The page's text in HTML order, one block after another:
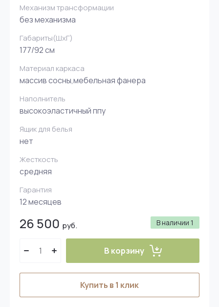
Механизм трансформации
без механизма
Габариты(ШxГ)
177/92 см
Материал каркаса
массив сосны,мебельная фанера
Наполнитель
высокоэластичный ппу
Ящик для белья
нет
Жесткость
средняя
Гарантия
12 месяцев
В наличии 1
26 500 руб.
В корзину
Купить в 1 клик